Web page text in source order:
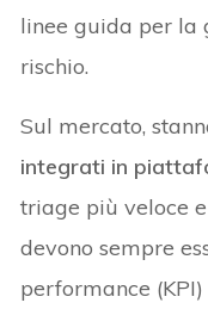
linee guida per la
rischio.
Sul mercato,
integrati in
triage più veloce
devono sempre
performance